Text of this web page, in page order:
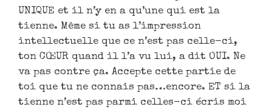
UNIQUE et il n’y en a qu’une qui est la
tienne. Même si tu as l’impression
intellectuelle que ce n’est pas celle-ci,
ton CŒUR quand il l’a vu lui, a dit OUI. Ne
va pas contre ça. Accepte cette partie de
toi que tu ne connais pas…encore. ET si la
tienne n’est pas parmi celles-ci écris moi